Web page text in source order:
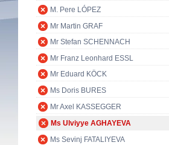
M. Pere LÓPEZ
Mr Martin GRAF
Mr Stefan SCHENNACH
Mr Franz Leonhard ESSL
Mr Eduard KÖCK
Ms Doris BURES
Mr Axel KASSEGGER
Ms Ulviyye AGHAYEVA
Ms Sevinj FATALIYEVA